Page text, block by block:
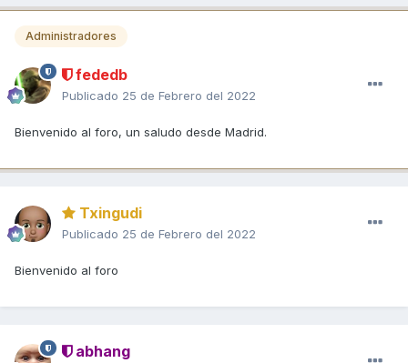
Administradores
fededb
Publicado 25 de Febrero del 2022
Bienvenido al foro, un saludo desde Madrid.
Txingudi
Publicado 25 de Febrero del 2022
Bienvenido al foro
abhang